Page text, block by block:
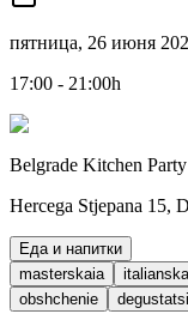
пятница, 26 июня
17:00 - 21:00h
Belgrade Kitchen Party
Hercega Stjepana 15,
Еда и напитки
masterskaia
obshchenie